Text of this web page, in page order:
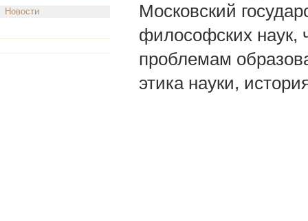
Новости
Московский
философских наук,
проблемам
этика науки,